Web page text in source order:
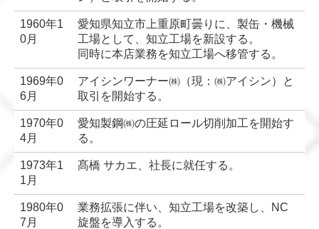
1960年1
0月
愛知県知立市上重原町曇りに、製缶・機械
工場として、知立工場を新設する。
同時に本店業務を知立工場へ移管する。
1969年0
6月
アイシンワーナー㈱（現：㈱アイシン）と
取引を開始する。
1970年0
4月
愛知製鋼㈱の圧延ロール切削加工を開始す
る。
1973年1
1月
髙橋 サカエ、社長に就任する。
1980年0
7月
業務拡張に伴い、知立工場を改築し、NC
旋盤を導入する。